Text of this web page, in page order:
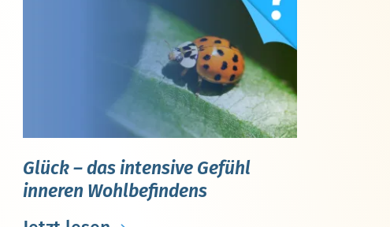
Glück – das intensive Gefühl
inneren Wohlbefindens